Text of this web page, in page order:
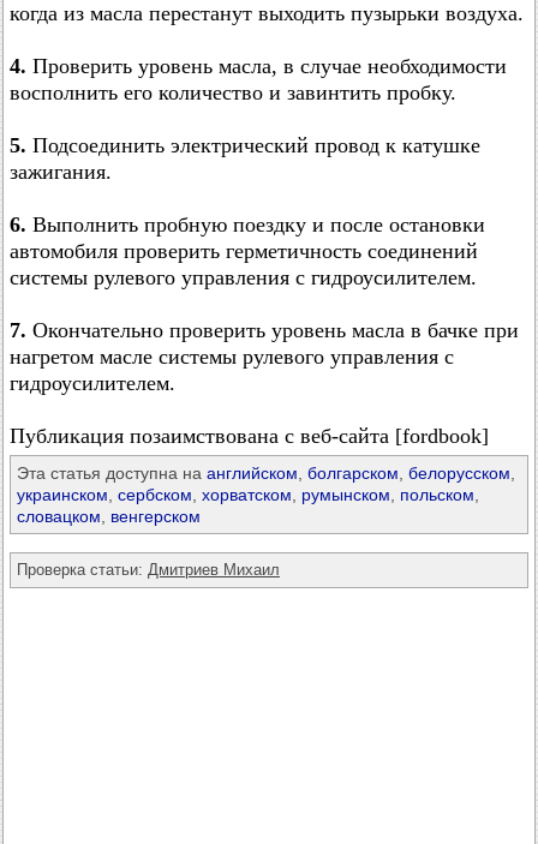
когда из масла перестанут выходить пузырьки воздуха.
4. Проверить уровень масла, в случае необходимости
восполнить его количество и завинтить пробку.
5. Подсоединить электрический провод к катушке
зажигания.
6. Выполнить пробную поездку и после остановки
автомобиля проверить герметичность соединений
системы рулевого управления с гидроусилителем.
7. Окончательно проверить уровень масла в бачке при
нагретом масле системы рулевого управления с
гидроусилителем.
Публикация позаимствована с веб-сайта [fordbook]
Эта статья доступна на английском болгарском белорусском
украинском сербском хорватском румынском польском
словацком
венгерском
Проверка статьи: Дмитриев Михаил